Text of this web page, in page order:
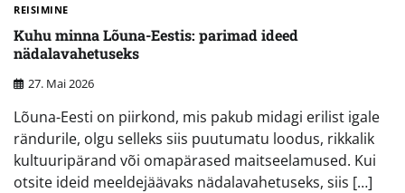
REISIMINE
Kuhu minna Lõuna-Eestis: parimad ideed
nädalavahetuseks
27. Mai 2026
Lõuna-Eesti on piirkond, mis pakub midagi erilist igale
rändurile, olgu selleks siis puutumatu loodus, rikkalik
kultuuripärand või omapärased maitseelamused. Kui
otsite ideid meeldejäävaks nädalavahetuseks, siis […]